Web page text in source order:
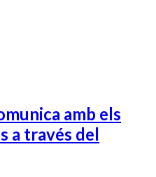
amb els
a través del